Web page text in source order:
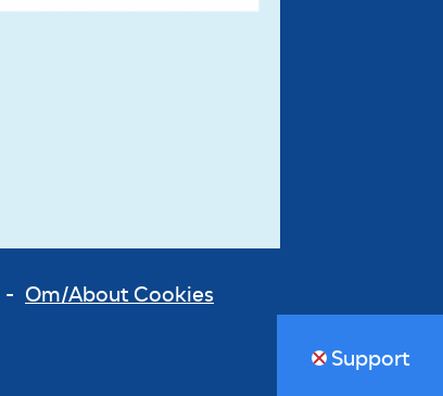
- Om/About Cookies
Support